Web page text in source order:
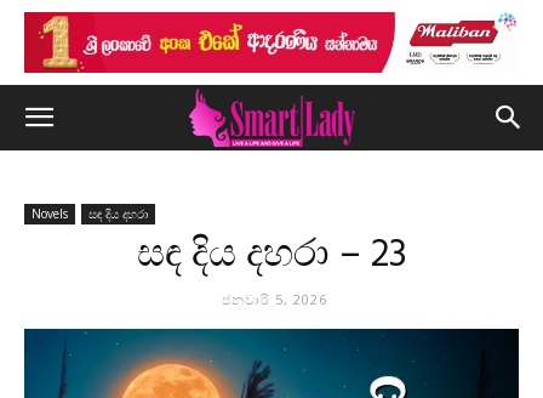
Novels සඳ දිය දහරා
සඳ දිය දහරා – 23
ජනවාරි 5, 2026